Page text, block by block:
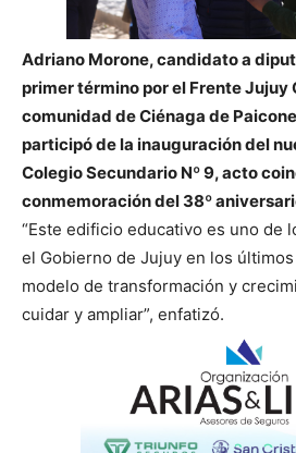
Adriano Morone, candidato a
primer término por el Frente Jujuy
comunidad de Ciénaga de
participó de la inauguración del
Colegio Secundario Nº 9, acto
conmemoración del 38º
“Este edificio educativo es uno de
el Gobierno de Jujuy en los
modelo de transformación y
cuidar y ampliar”, enfatizó.